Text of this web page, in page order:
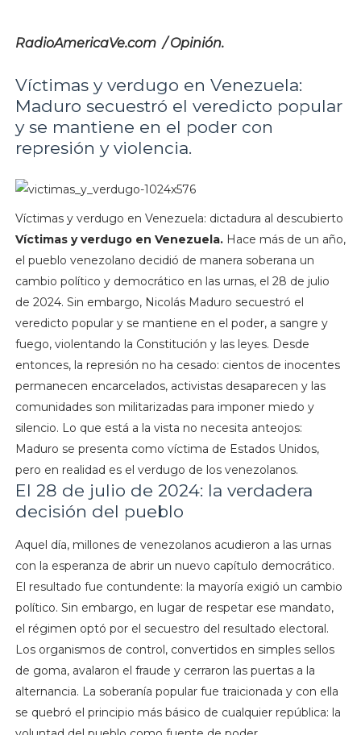
RadioAmericaVe.com / Opinión.
Víctimas y verdugo en Venezuela:
Maduro secuestró el veredicto popular
y se mantiene en el poder con
represión y violencia.
Víctimas y verdugo en Venezuela: dictadura al descubierto
Víctimas y verdugo en Venezuela.Hace más de un año,
el pueblo venezolano decidió de manera soberana un
cambio político y democrático en las urnas, el 28 de julio
de 2024. Sin embargo, Nicolás Maduro secuestró el
veredicto popular y se mantiene en el poder, a sangre y
fuego, violentando la Constitución y las leyes. Desde
entonces, la represión no ha cesado: cientos de inocentes
permanecen encarcelados, activistas desaparecen y las
comunidades son militarizadas para imponer miedo y
silencio. Lo que está a la vista no necesita anteojos:
Maduro se presenta como víctima de Estados Unidos,
pero en realidad es el verdugo de los venezolanos.
El 28 de julio de 2024: la verdadera
decisión del pueblo
Aquel día, millones de venezolanos acudieron a las urnas
con la esperanza de abrir un nuevo capítulo democrático.
El resultado fue contundente: la mayoría exigió un cambio
político. Sin embargo, en lugar de respetar ese mandato,
el régimen optó por el secuestro del resultado electoral.
Los organismos de control, convertidos en simples sellos
de goma, avalaron el fraude y cerraron las puertas a la
alternancia. La soberanía popular fue traicionada y con ella
se quebró el principio más básico de cualquier república: la